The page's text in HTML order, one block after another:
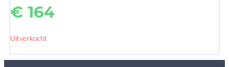
€ 164
Uitverkocht